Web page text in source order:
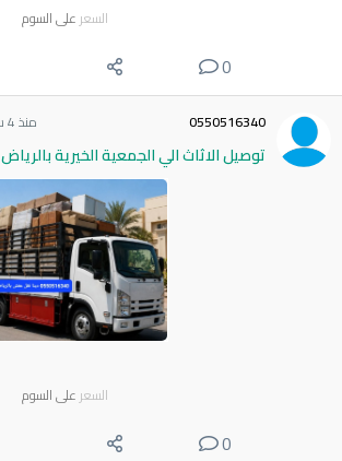
السعر على السوم
0
0550516340 منذ 4 ساعات
توصيل الاثاث الي الجمعية الخيرية بالرياض 0550516340
السعر على السوم
0